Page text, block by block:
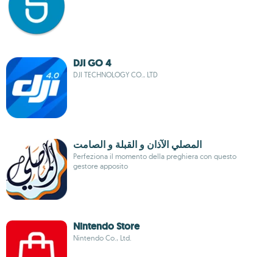
DJI GO 4
DJI TECHNOLOGY CO., LTD
المصلي الآذان و القبلة و الصامت
Perfeziona il momento della preghiera con questo
gestore apposito
Nintendo Store
Nintendo Co., Ltd.